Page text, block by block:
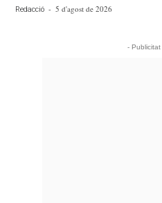
Redacció - 5 d'agost de 2026
- Publicitat